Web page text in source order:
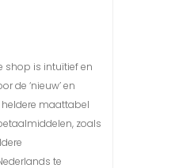
shop is intuïtief en
de ‘nieuw’ en
heldere maattabel
zoals
te